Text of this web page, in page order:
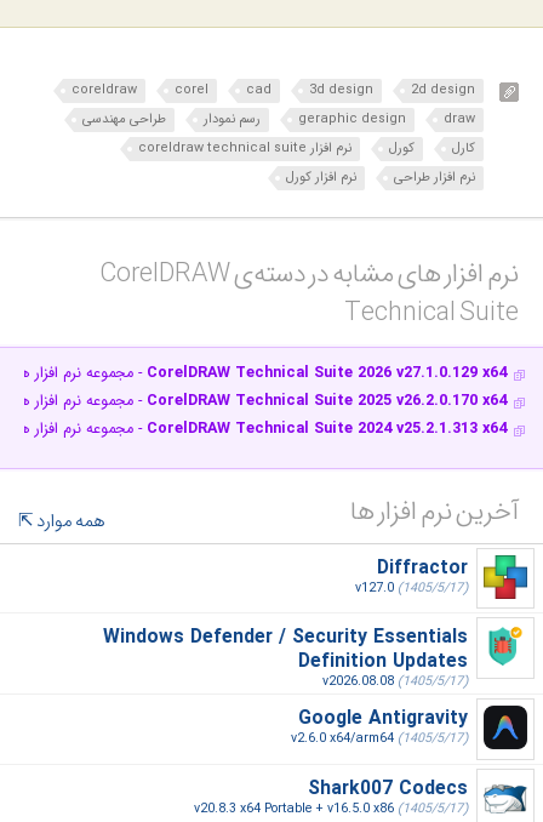
2d design
3d design
cad
corel
coreldraw
draw
geraphic design رسم نمودار
طراحی مهندسی
کارل
کورل
نرم افزار coreldraw technical suite
نرم افزار طراحی
نرم افزار کورل
نرم افزار های مشابه در دسته‌ی‌ CorelDRAW
Technical Suite‎
CorelDRAW Technical Suite 2026 v27.1.0.129 x64 - مجموعه نرم افزار
CorelDRAW Technical Suite 2025 v26.2.0.170 x64 - مجموعه نرم افزار
CorelDRAW Technical Suite 2024 v25.2.1.313 x64 - مجموعه نرم افزار
آخرین نرم افزار ها
همه موارد
Diffractor
v127.0 (1405/5/17)
Windows Defender / Security Essentials
Definition Updates
v2026.08.08 (1405/5/17)
Google Antigravity
v2.6.0 x64/arm64 (1405/5/17)
Shark007 Codecs
v20.8.3 x64 Portable + v16.5.0 x86 (1405/5/17)